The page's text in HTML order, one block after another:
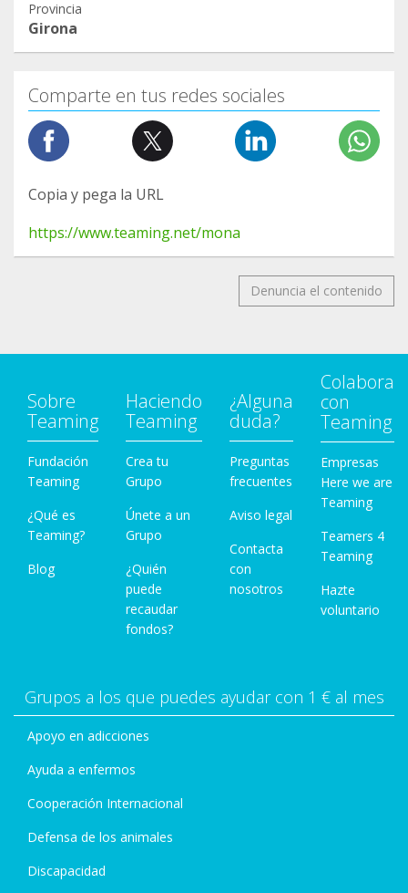
Provincia
Girona
Comparte en tus redes sociales
Copia y pega la URL
https://www.teaming.net/mona
Denuncia el contenido
Sobre
Teaming
Fundación
Teaming
¿Qué es
Teaming?
Blog
Haciendo
Teaming
Crea tu
Grupo
Únete a un
Grupo
¿Quién
puede
recaudar
fondos?
¿Alguna
duda?
Preguntas
frecuentes
Aviso legal
Contacta
con
nosotros
Colabora
con
Teaming
Empresas
Here we are
Teaming
Teamers 4
Teaming
Hazte
voluntario
Grupos a los que puedes ayudar con 1 € al mes
Apoyo en adicciones
Ayuda a enfermos
Cooperación Internacional
Defensa de los animales
Discapacidad